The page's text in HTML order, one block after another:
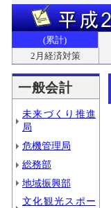
(累計)
2月経済対策
一般会計
未来づくり推進
局
危機管理局
総務部
地域振興部
文化観光スポー